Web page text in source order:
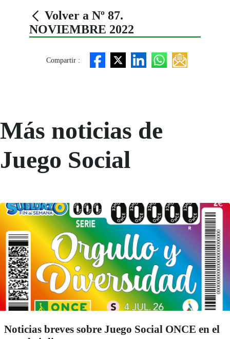
Volver a Nº 87.
NOVIEMBRE 2022
Compartir :
Más noticias de
Juego Social
Noticias breves sobre Juego Social ONCE en el